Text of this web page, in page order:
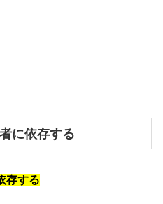
に依存する
存する